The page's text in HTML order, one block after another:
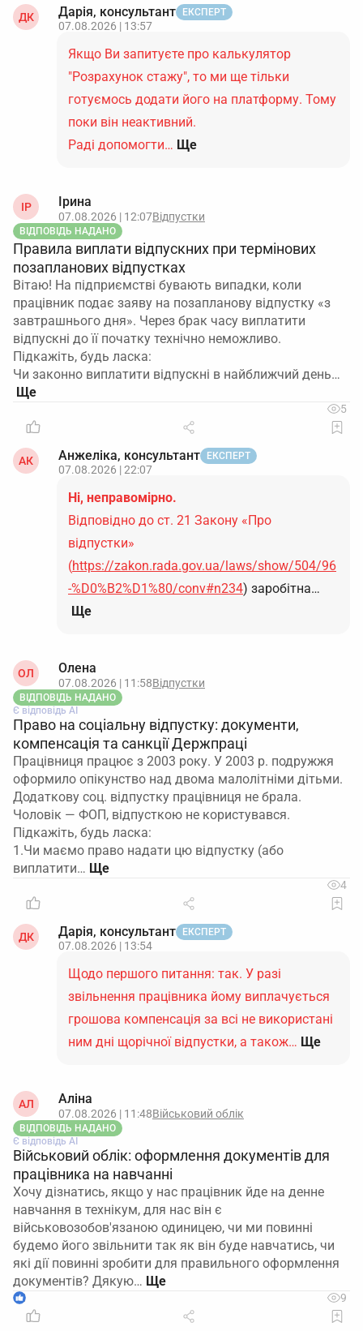
ДК Дарія, консультант ЕКСПЕРТ
07.08.2026 | 13:57
Якщо Ви запитуєте про калькулятор
"Розрахунок стажу", то ми ще тільки
готуємось додати його на платформу. Тому
поки він неактивний.
Раді допомогти… Ще
ІР Ірина
07.08.2026 | 12:07Відпустки
ВІДПОВІДЬ НАДАНО
Правила виплати відпускних при термінових
позапланових відпустках
Вітаю! На підприємстві бувають випадки, коли
працівник подає заяву на позапланову відпустку «з
завтрашнього дня». Через брак часу виплатити
відпускні до її початку технічно неможливо.
Підкажіть, будь ласка:
Чи законно виплатити відпускні в найближчий день…
5
АК Анжеліка, консультант ЕКСПЕРТ
07.08.2026 | 22:07
Ні, неправомірно.
Відповідно до ст. 21 Закону «Про
відпустки»
(https://zakon.rada.gov.ua/laws/show/504/96
-%D0%B2%D1%80/conv#n234) заробітна…
Ще
ОЛ Олена
07.08.2026 | 11:58Відпустки
ВІДПОВІДЬ НАДАНО
Є відповідь АІ
Право на соціальну відпустку: документи,
компенсація та санкції Держпраці
Працівниця працює з 2003 року. У 2003 р. подружжя
оформило опікунство над двома малолітніми дітьми.
Додаткову соц. відпустку працівниця не брала.
Чоловік — ФОП, відпусткою не користувався.
Підкажіть, будь ласка:
1.Чи маємо право надати цю відпустку (або
виплатити…
4
ДК Дарія, консультант ЕКСПЕРТ
07.08.2026 | 13:54
Щодо першого питання: так. У разі
звільнення працівника йому виплачується
грошова компенсація за всі не використані
ним дні щорічної відпустки, а також… Ще
АЛ Аліна
07.08.2026 | 11:48Військовий облік
ВІДПОВІДЬ НАДАНО
Є відповідь АІ
Військовий облік: оформлення документів для
працівника на навчанні
Хочу дізнатись, якщо у нас працівник йде на денне
навчання в технікум, для нас він є
військовозобов'язаною одиницею, чи ми повинні
будемо його звільнити так як він буде навчатись, чи
які дії повинні зробити для правильного оформлення
документів? Дякую…
1 9